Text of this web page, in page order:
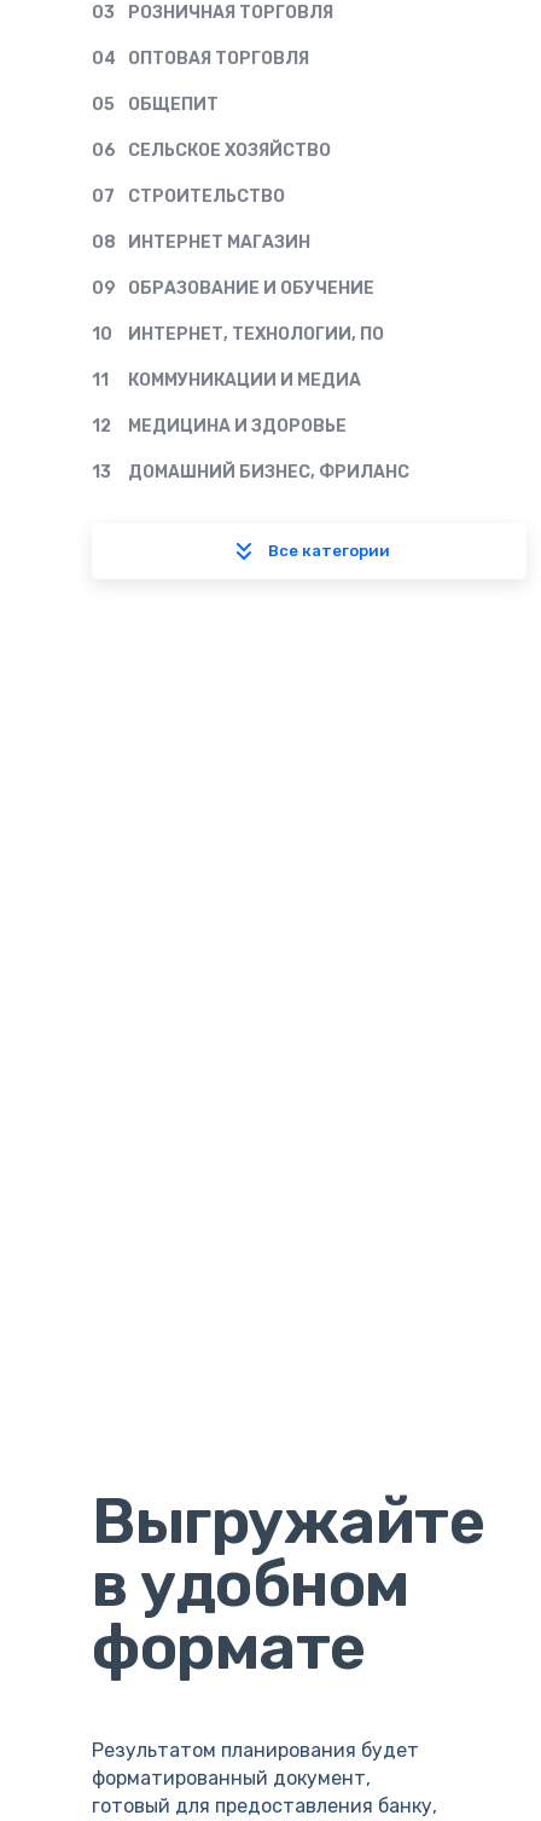
03 РОЗНИЧНАЯ ТОРГОВЛЯ
04 ОПТОВАЯ ТОРГОВЛЯ
05 ОБЩЕПИТ
06 СЕЛЬСКОЕ ХОЗЯЙСТВО
07 СТРОИТЕЛЬСТВО
08 ИНТЕРНЕТ МАГАЗИН
09 ОБРАЗОВАНИЕ И ОБУЧЕНИЕ
10 ИНТЕРНЕТ, ТЕХНОЛОГИИ, ПО
11 КОММУНИКАЦИИ И МЕДИА
12 МЕДИЦИНА И ЗДОРОВЬЕ
13 ДОМАШНИЙ БИЗНЕС, ФРИЛАНС
Все категории
Выгружайте
в удобном
формате
Результатом планирования будет
форматированный документ,
готовый для предоставления банку,